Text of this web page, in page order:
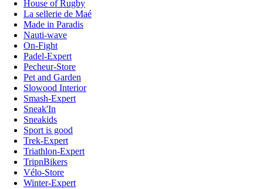
House of Rugby
La sellerie de Maé
Made in Paradis
Nauti-wave
On-Fight
Padel-Expert
Pecheur-Store
Pet and Garden
Slowood Interior
Smash-Expert
Sneak'In
Sneakids
Sport is good
Trek-Expert
Triathlon-Expert
TripnBikers
Vélo-Store
Winter-Expert